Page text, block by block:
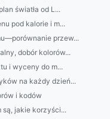
światła od L...
pod kalorie i m...
przew...
dobór kolorów...
i wyceny do m...
na każdy dzień...
i kodów
są, jakie korzyści...